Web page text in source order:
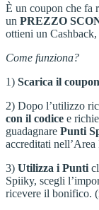
È un coupon che fa
un PREZZO
ottieni un
Come funziona?
1) Scarica il coupon
2) Dopo l’utilizzo
con il codice e
guadagnare Punti
accreditati nell’Area
3) Utilizza i Punti
Spiiky, scegli
ricevere il bonifico.